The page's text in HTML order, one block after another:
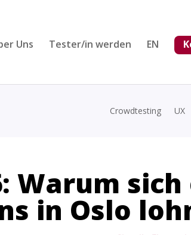
Uns Tester/in werden EN
Crowdtesting UX
Warum sich
in Oslo